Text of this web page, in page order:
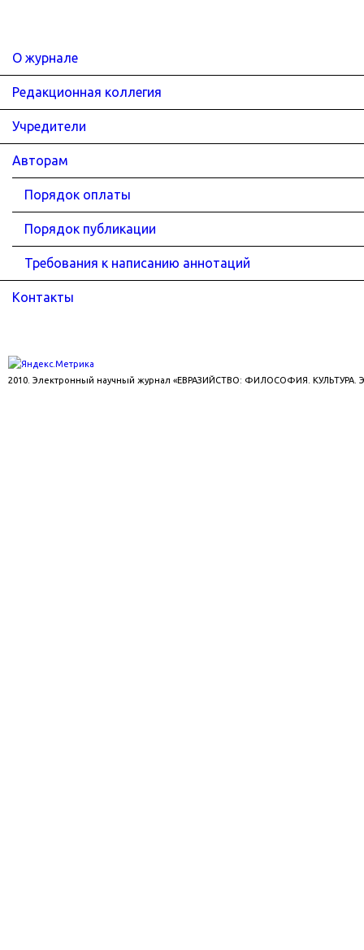
О журнале
Редакционная коллегия
Учредители
Авторам
Порядок оплаты
Порядок публикации
Требования к написанию аннотаций
Контакты
2010. Электронный научный журнал «ЕВРАЗИЙСТВО: ФИЛОСОФИЯ. КУЛЬТУРА.